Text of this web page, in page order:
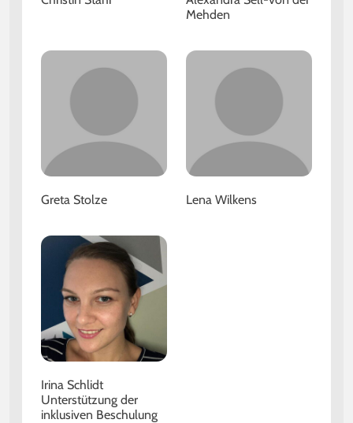
Mehden
Greta Stolze Lena Wilkens
Irina Schlidt
Unterstützung der
inklusiven Beschulung